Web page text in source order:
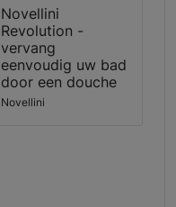
Novellini
Revolution -
vervang
eenvoudig uw bad
door een douche
Novellini